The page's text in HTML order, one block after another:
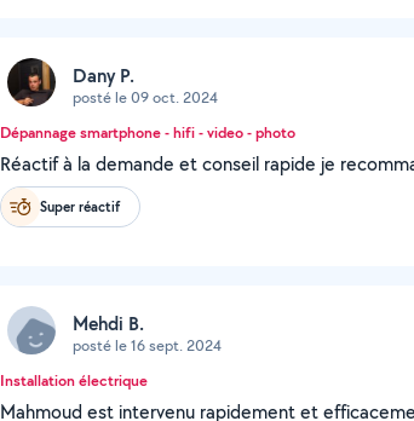
Dany P.
posté le 09 oct. 2024
Dépannage smartphone - hifi - video - photo
Réactif à la demande et conseil rapide je
Super réactif
Mehdi B.
posté le 16 sept. 2024
Installation électrique
Mahmoud est intervenu rapidement et